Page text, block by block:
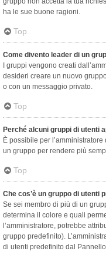
ha le sue buone ragioni.
Top
Come divento leader di un
I gruppi vengono creati
desideri creare un nuovo
o con un messaggio privato.
Top
Perché alcuni gruppi di utenti
È possibile per
un gruppo per rendere più
Top
Che cos’è un gruppo di utenti
Se sei membro di più di un
determina il colore e quali
l’amministratore, potrebbe
gruppo predefinito).
di utenti predefinito dal